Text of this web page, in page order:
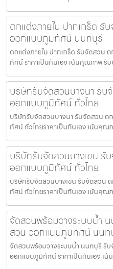
ตกแต่งภายใน ปากเกร็ด รั
ออกแบบภูมิทัศน์ นนทบุรี
ตกแต่งภายใน ปากเกร็ด รับจัดสวน
ทัศน์ ราคาเป็นกันเอง เน้นคุณภาพ รั
บริษัทรับจัดสวนบางนา รับ
ออกแบบภูมิทัศน์ ทั่วไทย
บริษัทรับจัดสวนบางนา รับจัดสวน
ทัศน์ ทั่วไทยราคาเป็นกันเอง เน้นคุ
บริษัทรับจัดสวนบางเขน รั
ออกแบบภูมิทัศน์ ทั่วไทย
บริษัทรับจัดสวนบางเขน รับจัดสวน
ทัศน์ ทั่วไทยราคาเป็นกันเอง เน้นคุ
จัดสวนพร้อมวางระบบน้ำ
สวน ออกแบบภูมิทัศน์ นนท
จัดสวนพร้อมวางระบบน้ำ นนทบุรี รั
ออกแบบภูมิทัศน์ ราคาเป็นกันเอง เ